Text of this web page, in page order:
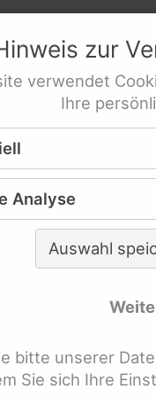
e.V.
Themen
UN-
ist es Zeit,
zur
verwendet
Ihre
Analyse
Auswahl
bitte unserer
Sie sich Ihre